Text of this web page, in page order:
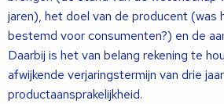
jaren), het doel van de producent (was
bestemd voor consumenten?) en de
Daarbij is het van belang rekening te
afwijkende verjaringstermijn van drie
productaansprakelijkheid.